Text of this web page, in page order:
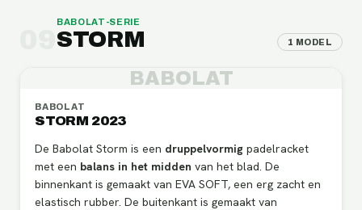
BABOLAT -SERIE
STORM 1 MODEL
BABOLAT
BABOLAT
STORM 2023
De Babolat Storm is een druppelvormig padelracket
met een balans in het midden van het blad. De
binnenkant is gemaakt van EVA SOFT, een erg zacht en
elastisch rubber. De buitenkant is gemaakt van